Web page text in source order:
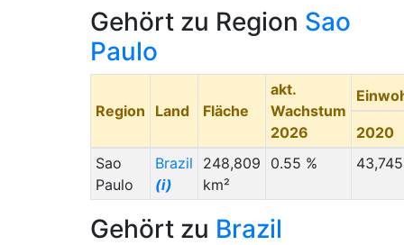
Gehört zu Region Sao
Paulo
Region Land Fläche
akt.
Wachstum
2026
2020
Sao
Paulo
Brazil
(i)
248,809
km²
0.55 %
Gehört zu Brazil